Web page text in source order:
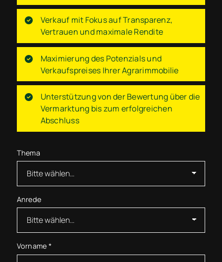
Verkauf mit Fokus auf Transparenz,
Vertrauen und maximale Rendite
Maximierung des Potenzials und
Verkaufspreises Ihrer Agrarimmobilie
Unterstützung von der Bewertung über die
Vermarktung bis zum erfolgreichen
Abschluss
Thema
Anrede
Vorname *